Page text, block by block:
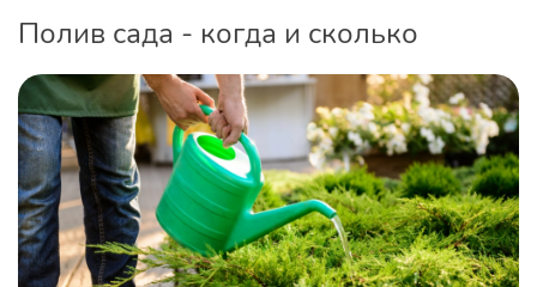
Полив сада - когда и сколько